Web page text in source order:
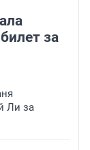
за
Ли за